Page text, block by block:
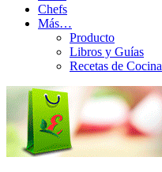
Chefs
Más…
Producto
Libros y Guías
Recetas de Cocina